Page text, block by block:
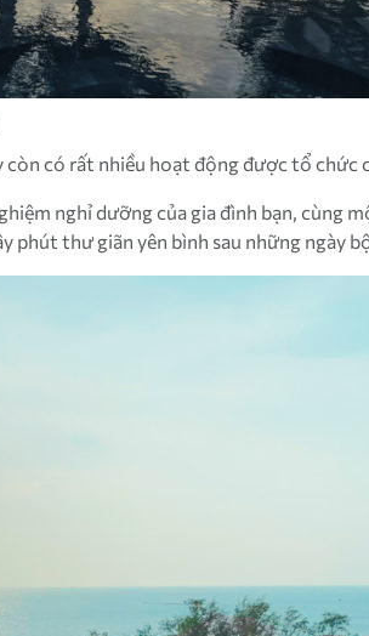
có rất nhiều hoạt động được tổ
nghỉ dưỡng của gia đình bạn, cùng
thư giãn yên bình sau những ngày